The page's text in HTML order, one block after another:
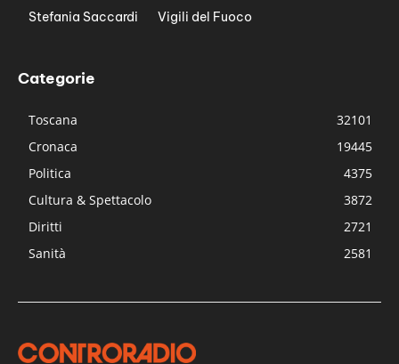
Stefania Saccardi
Vigili del Fuoco
Categorie
Toscana
32101
Cronaca
19445
Politica
4375
Cultura & Spettacolo
3872
Diritti
2721
Sanità
2581